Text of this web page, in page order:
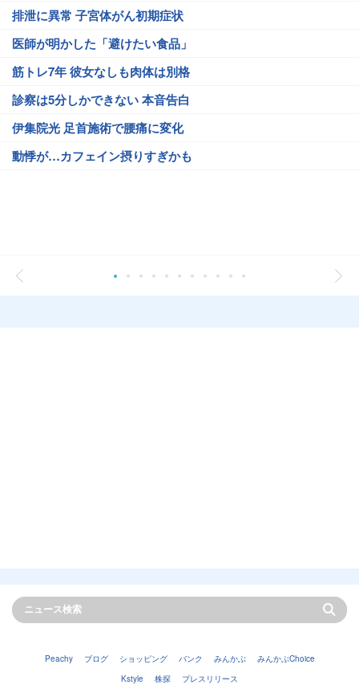
排泄に異常 子宮体がん初期症状
医師が明かした「避けたい食品」
筋トレ7年 彼女なしも肉体は別格
診察は5分しかできない 本音告白
伊集院光 足首施術で腰痛に変化
動悸が…カフェイン摂りすぎかも
Peachy ブログ ショッピング バンク みんかぶ
みんかぶChoice
Kstyle
株探 プレスリリース